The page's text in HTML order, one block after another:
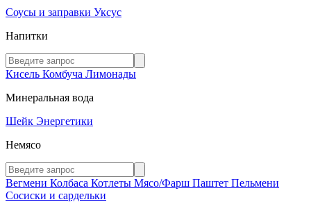
Соусы и заправки Уксус
Напитки
Кисель Комбуча Лимонады
Минеральная вода
Шейк Энергетики
Немясо
Вегмени Колбаса Котлеты Мясо/Фарш Паштет Пельмени
Сосиски и сардельки